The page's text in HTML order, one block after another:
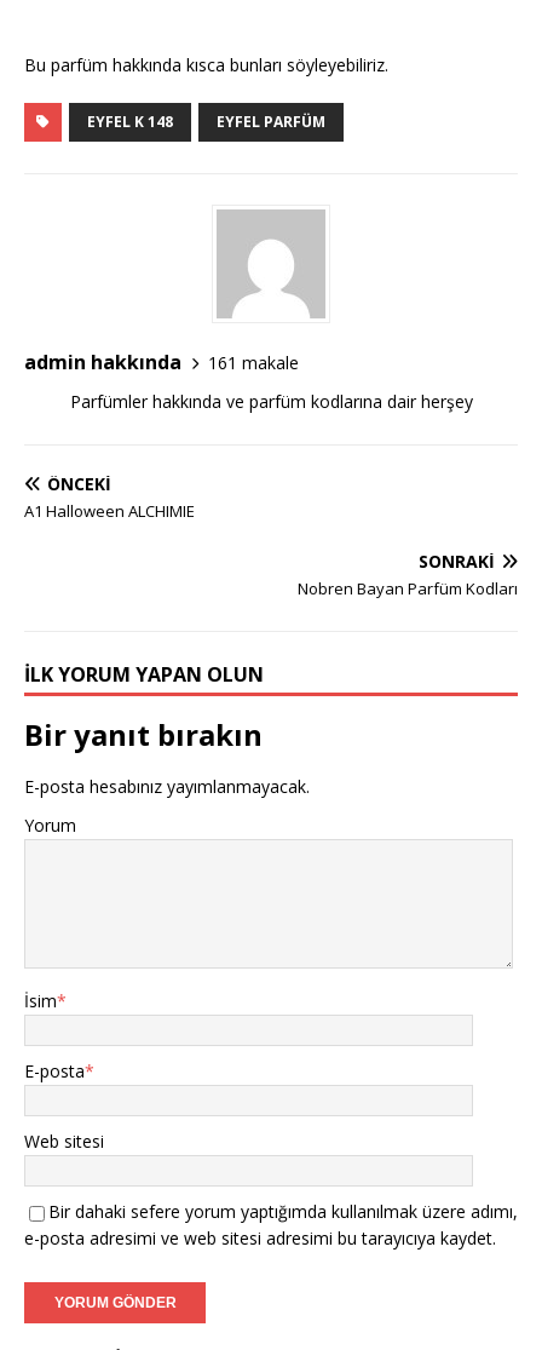
Bu parfüm hakkında kısca bunları söyleyebiliriz.
EYFEL K 148 EYFEL PARFÜM
admin hakkında
161 makale
Parfümler hakkında ve parfüm kodlarına dair herşey
ÖNCEKI
A1 Halloween ALCHIMIE
SONRAKI
Nobren Bayan Parfüm Kodları
İLK YORUM YAPAN OLUN
Bir yanıt bırakın
E-posta hesabınız yayımlanmayacak.
Yorum
İsim*
E-posta*
Web sitesi
Bir dahaki sefere yorum yaptığımda kullanılmak üzere adımı,
e-posta adresimi ve web sitesi adresimi bu tarayıcıya kaydet.